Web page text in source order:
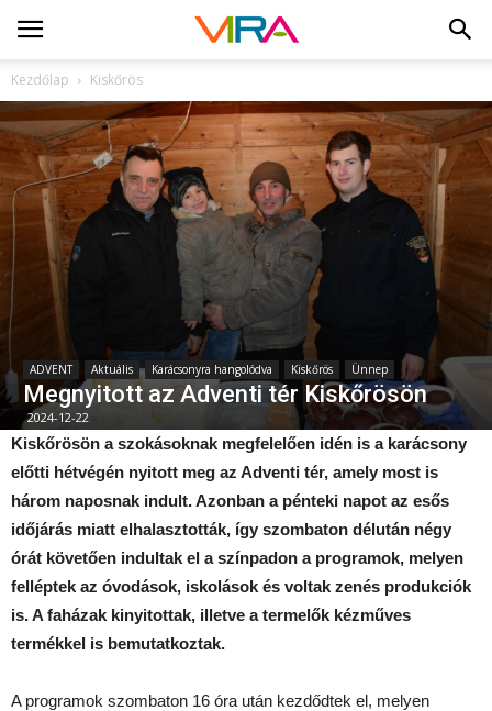
Kezdőlap Kiskőrös
ADVENT Aktuális Karácsonyra hangolódva Kiskőrös Ünnep
Megnyitott az Adventi tér Kiskőrösön
2024-12-22
Kiskőrösön a szokásoknak megfelelően idén is a karácsony
előtti hétvégén nyitott meg az Adventi tér, amely most is
három naposnak indult. Azonban a pénteki napot az esős
időjárás miatt elhalasztották, így szombaton délután négy
órát követően indultak el a színpadon a programok, melyen
felléptek az óvodások, iskolások és voltak zenés produkciók
is. A faházak kinyitottak, illetve a termelők kézműves
termékkel is bemutatkoztak.
A programok szombaton 16 óra után kezdődtek el, melyen